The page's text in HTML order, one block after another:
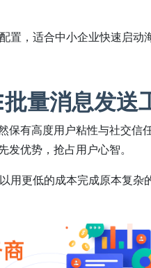
，适合中小企业快速启动
量消息发送
保有高度用户粘性与社交信
优势，抢占用户心智。
用更低的成本完成原本复杂